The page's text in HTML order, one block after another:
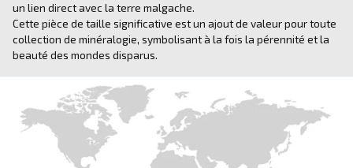
un lien direct avec la terre malgache.
Cette pièce de taille significative est un ajout de valeur pour toute
collection de minéralogie, symbolisant à la fois la pérennité et la
beauté des mondes disparus.